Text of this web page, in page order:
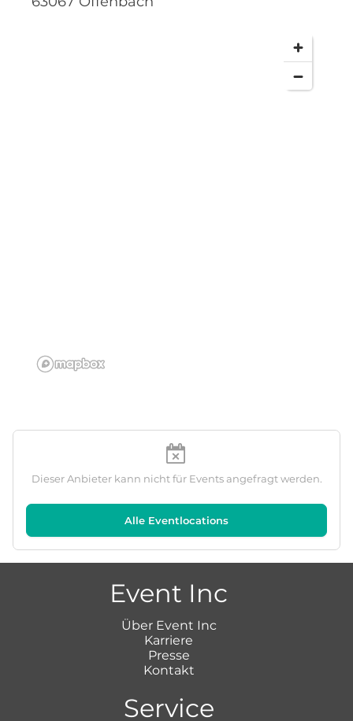
Dieser Anbieter kann nicht für Events angefragt werden.
Alle Eventlocations
Event Inc
Über Event Inc
Karriere
Presse
Kontakt
Service